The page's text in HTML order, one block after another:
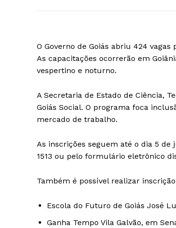
O Governo de Goiás abriu 424
As capacitações ocorrerão em
vespertino e noturno.
A Secretaria de Estado de Ciência,
Goiás Social. O programa foca
mercado de trabalho.
As inscrições seguem até o dia 5
1513 ou pelo formulário eletrônico
Também é possível realizar
Escola do Futuro de Goiás José
Ganha Tempo Vila Galvão, em